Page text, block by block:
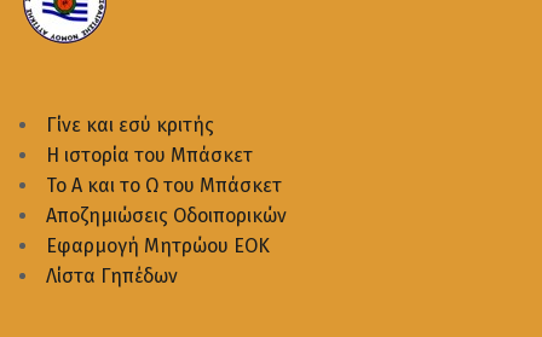
Γίνε και εσύ κριτής
Η ιστορία του Μπάσκετ
Το Α και το Ω του Μπάσκετ
Αποζημιώσεις Οδοιπορικών
Εφαρμογή Μητρώου ΕΟΚ
Λίστα Γηπέδων